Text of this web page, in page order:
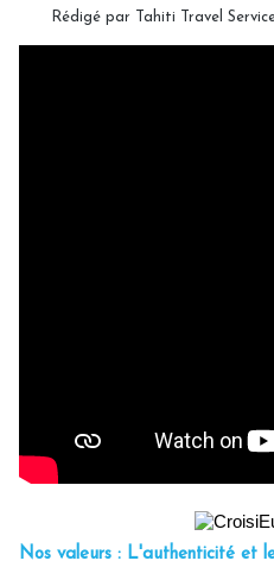
Rédigé par Tahiti Travel
Nos valeurs : L'authenticité et